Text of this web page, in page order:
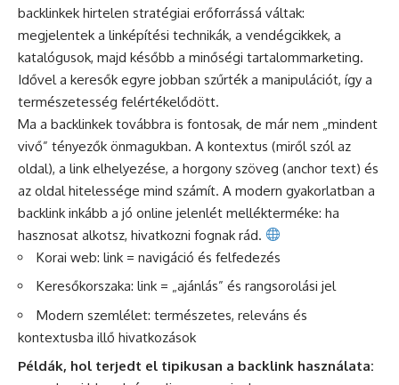
backlinkek hirtelen stratégiai erőforrássá váltak:
megjelentek a linképítési technikák, a vendégcikkek, a
katalógusok, majd később a minőségi tartalommarketing.
Idővel a keresők egyre jobban szűrték a manipulációt, így a
természetesség felértékelődött.
Ma a backlinkek továbbra is fontosak, de már nem „mindent
vivő” tényezők önmagukban. A kontextus (miről szól az
oldal), a link elhelyezése, a horgony szöveg (anchor text) és
az oldal hitelessége mind számít. A modern gyakorlatban a
backlink inkább a jó online jelenlét mellékterméke: ha
hasznosat alkotsz, hivatkozni fognak rád.
Korai web: link = navigáció és felfedezés
Keresőkorszaka: link = „ajánlás” és rangsorolási jel
Modern szemlélet: természetes, releváns és
kontextusba illő hivatkozások
Példák, hol terjedt el tipikusan a backlink használata: